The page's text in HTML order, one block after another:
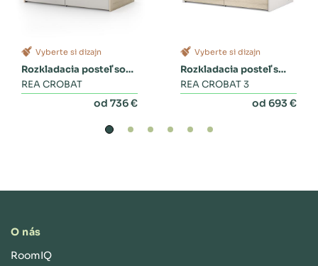
Vyberte si dizajn
Rozkladacia posteľ so
zásuvkami
REA CROBAT
od 736 €
Vyberte si dizajn
Rozkladacia posteľ s
dvoma zásuvkami a
REA CROBAT 3
od 693 €
O nás
RoomIQ